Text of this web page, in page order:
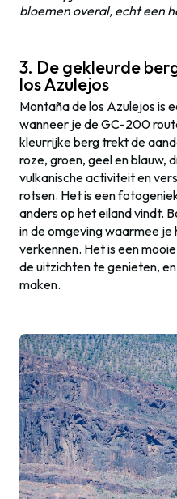
bloemen overal, echt een
3. De gekleurde
los Azulejos
Montaña de los Azulejos is
wanneer je de GC-200
kleurrijke berg trekt de
roze, groen, geel en blauw,
vulkanische activiteit en
rotsen. Het is een
anders op het eiland vindt.
in de omgeving waarmee
verkennen. Het is een
de uitzichten te genieten,
maken.